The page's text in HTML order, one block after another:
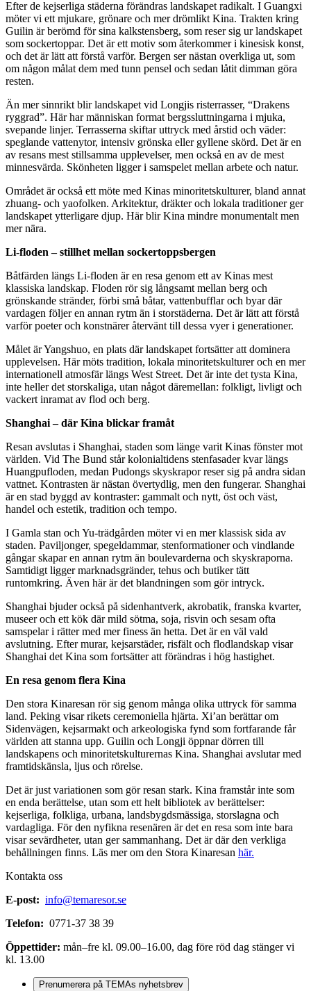
Efter de kejserliga städerna förändras landskapet radikalt. I Guangxi
möter vi ett mjukare, grönare och mer drömlikt Kina. Trakten kring
Guilin är berömd för sina kalkstensberg, som reser sig ur landskapet
som sockertoppar. Det är ett motiv som återkommer i kinesisk konst,
och det är lätt att förstå varför. Bergen ser nästan overkliga ut, som
om någon målat dem med tunn pensel och sedan låtit dimman göra
resten.
Än mer sinnrikt blir landskapet vid Longjis risterrasser, “Drakens
ryggrad”. Här har människan format bergssluttningarna i mjuka,
svepande linjer. Terrasserna skiftar uttryck med årstid och väder:
speglande vattenytor, intensiv grönska eller gyllene skörd. Det är en
av resans mest stillsamma upplevelser, men också en av de mest
minnesvärda. Skönheten ligger i samspelet mellan arbete och natur.
Området är också ett möte med Kinas minoritetskulturer, bland annat
zhuang- och yaofolken. Arkitektur, dräkter och lokala traditioner ger
landskapet ytterligare djup. Här blir Kina mindre monumentalt men
mer nära.
Li-floden – stillhet mellan sockertoppsbergen
Båtfärden längs Li-floden är en resa genom ett av Kinas mest
klassiska landskap. Floden rör sig långsamt mellan berg och
grönskande stränder, förbi små båtar, vattenbufflar och byar där
vardagen följer en annan rytm än i storstäderna. Det är lätt att förstå
varför poeter och konstnärer återvänt till dessa vyer i generationer.
Målet är Yangshuo, en plats där landskapet fortsätter att dominera
upplevelsen. Här möts tradition, lokala minoritetskulturer och en mer
internationell atmosfär längs West Street. Det är inte det tysta Kina,
inte heller det storskaliga, utan något däremellan: folkligt, livligt och
vackert inramat av flod och berg.
Shanghai – där Kina blickar framåt
Resan avslutas i Shanghai, staden som länge varit Kinas fönster mot
världen. Vid The Bund står kolonialtidens stenfasader kvar längs
Huangpufloden, medan Pudongs skyskrapor reser sig på andra sidan
vattnet. Kontrasten är nästan övertydlig, men den fungerar. Shanghai
är en stad byggd av kontraster: gammalt och nytt, öst och väst,
handel och estetik, tradition och tempo.
I Gamla stan och Yu-trädgården möter vi en mer klassisk sida av
staden. Paviljonger, spegeldammar, stenformationer och vindlande
gångar skapar en annan rytm än boulevarderna och skyskraporna.
Samtidigt ligger marknadsgränder, tehus och butiker tätt
runtomkring. Även här är det blandningen som gör intryck.
Shanghai bjuder också på sidenhantverk, akrobatik, franska kvarter,
museer och ett kök där mild sötma, soja, risvin och sesam ofta
samspelar i rätter med mer finess än hetta. Det är en väl vald
avslutning. Efter murar, kejsarstäder, risfält och flodlandskap visar
Shanghai det Kina som fortsätter att förändras i hög hastighet.
En resa genom flera Kina
Den stora Kinaresan rör sig genom många olika uttryck för samma
land. Peking visar rikets ceremoniella hjärta. Xi’an berättar om
Sidenvägen, kejsarmakt och arkeologiska fynd som fortfarande får
världen att stanna upp. Guilin och Longji öppnar dörren till
landskapens och minoritetskulturernas Kina. Shanghai avslutar med
framtidskänsla, ljus och rörelse.
Det är just variationen som gör resan stark. Kina framstår inte som
en enda berättelse, utan som ett helt bibliotek av berättelser:
kejserliga, folkliga, urbana, landsbygdsmässiga, storslagna och
vardagliga. För den nyfikna resenären är det en resa som inte bara
visar sevärdheter, utan ger sammanhang. Det är där den verkliga
behållningen finns. Läs mer om den Stora Kinaresan här.
Kontakta oss
E-post: info@temaresor.se
Telefon: 0771-37 38 39
Öppettider: mån–fre kl. 09.00–16.00, dag före röd dag stänger vi
kl. 13.00
Prenumerera på TEMAs nyhetsbrev